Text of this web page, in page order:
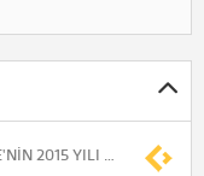
*MUTLU YATIRIM PROJE'NİN 2015 YILI 1.ÇEYREK KONSOLİDE OLMAYAN NET DÖNEM ZARARI 378.534 TL(ÖNCEKİ -111.800 TL)